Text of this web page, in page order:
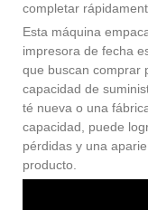
completar
Esta máquina
impresora de fecha
que buscan comprar
capacidad de
té nueva o una
capacidad, puede
pérdidas y una
producto.